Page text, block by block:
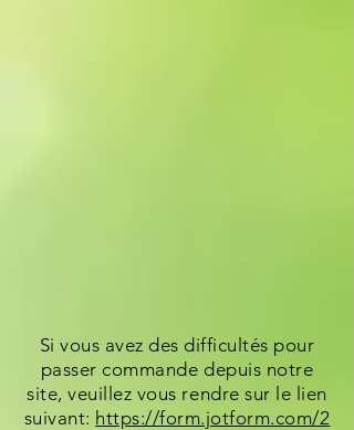
Si vous avez des difficultés pour
passer commande depuis notre
site, veuillez vous rendre sur le lien
suivant: https://form.jotform.com/2